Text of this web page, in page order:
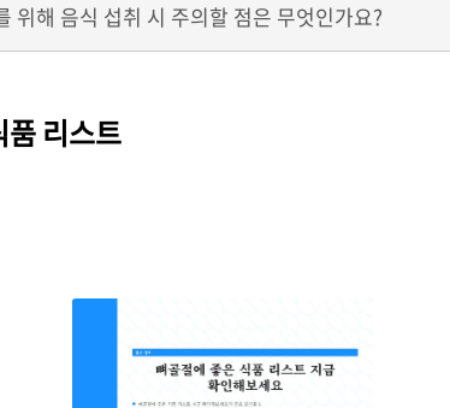
위해 음식 섭취 시 주의할 점은 무엇인가요?
리스트